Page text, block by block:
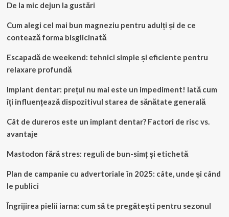
De la mic dejun la gustări
Cum alegi cel mai bun magneziu pentru adulți și de ce
contează forma bisglicinată
Escapadă de weekend: tehnici simple și eficiente pentru
relaxare profundă
Implant dentar: prețul nu mai este un impediment! Iată cum
îți influențează dispozitivul starea de sănătate generală
Cât de dureros este un implant dentar? Factori de risc vs.
avantaje
Mastodon fără stres: reguli de bun-simț și etichetă
Plan de campanie cu advertoriale în 2025: câte, unde și când
le publici
Îngrijirea pielii iarna: cum să te pregătești pentru sezonul